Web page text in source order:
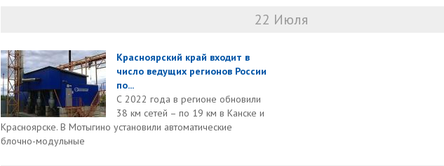
22 Июля
Красноярский край входит в
число ведущих регионов России
по...
С 2022 года в регионе обновили
38 км сетей – по 19 км в Канске и
Красноярске. В Мотыгино установили автоматические
блочно-модульные